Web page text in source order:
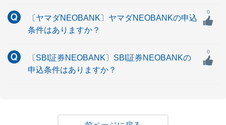
〔ヤマダNEOBANK〕ヤマダNEOBANKの申込
条件はありますか？
0
〔SBI証券NEOBANK〕SBI証券NEOBANKの
申込条件はありますか？
0